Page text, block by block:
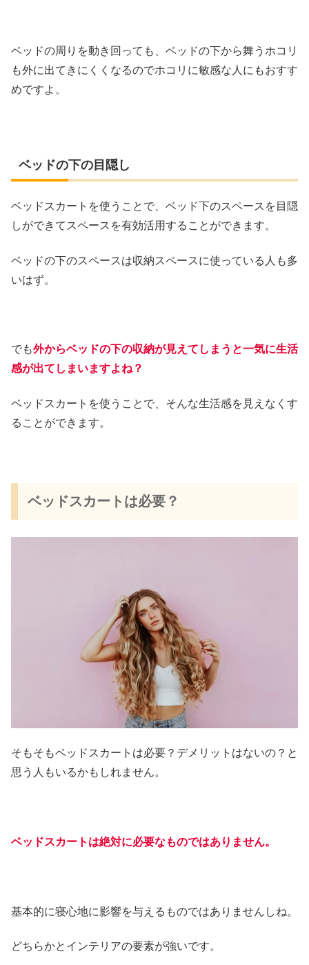
ベッドの周りを動き回っても、ベッドの下から舞うホコリ
も外に出てきにくくなるのでホコリに敏感な人にもおすす
めですよ。
ベッドの下の目隠し
ベッドスカートを使うことで、ベッド下のスペースを目隠
しができてスペースを有効活用することができます。
ベッドの下のスペースは収納スペースに使っている人も多
いはず。
でも外からベッドの下の収納が見えてしまうと一気に生活
感が出てしまいますよね？
ベッドスカートを使うことで、そんな生活感を見えなくす
ることができます。
ベッドスカートは必要？
そもそもベッドスカートは必要？デメリットはないの？と
思う人もいるかもしれません。
ベッドスカートは絶対に必要なものではありません。
基本的に寝心地に影響を与えるものではありませんしね。
どちらかとインテリアの要素が強いです。